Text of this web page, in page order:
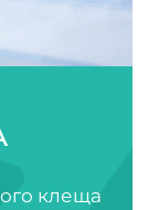
клеща